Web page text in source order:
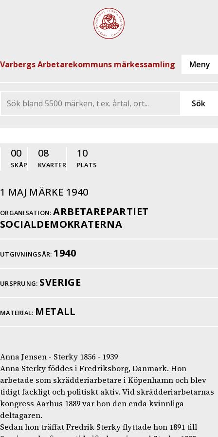
Varbergs Arbetarekommuns märkessamling
00
SKÅP
08
KVARTER
10
PLATS
1 MAJ MÄRKE 1940
ORGANISATION: ARBETAREPARTIET
SOCIALDEMOKRATERNA
UTGIVNINGSÅR: 1940
URSPRUNG: SVERIGE
MATERIAL: METALL
Anna Jensen - Sterky 1856 - 1939
Anna Sterky föddes i Fredriksborg, Danmark. Hon
arbetade som skrädderiarbetare i Köpenhamn och blev
tidigt fackligt och politiskt aktiv. Vid skrädderiarbetarnas
kongress Aarhus 1889 var hon den enda kvinnliga
deltagaren.
Sedan hon träffat Fredrik Sterky flyttade hon 1891 till